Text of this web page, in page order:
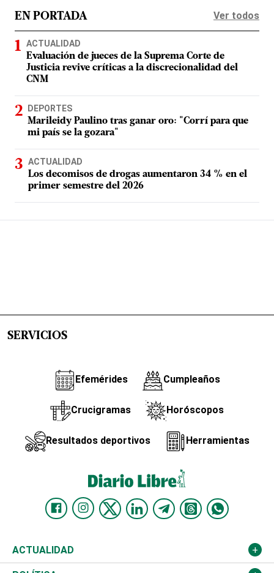
EN PORTADA Ver todos
ACTUALIDAD
Evaluación de jueces de la Suprema Corte de
Justicia revive críticas a la discrecionalidad del
CNM
DEPORTES
Marileidy Paulino tras ganar oro: "Corrí para que
mi país se la gozara"
ACTUALIDAD
Los decomisos de drogas aumentaron 34 % en el
primer semestre del 2026
SERVICIOS
Efemérides Cumpleaños
Crucigramas Horóscopos
Resultados deportivos Herramientas
ACTUALIDAD